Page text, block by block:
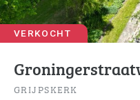
VERKOCHT
GRIJPSKERK